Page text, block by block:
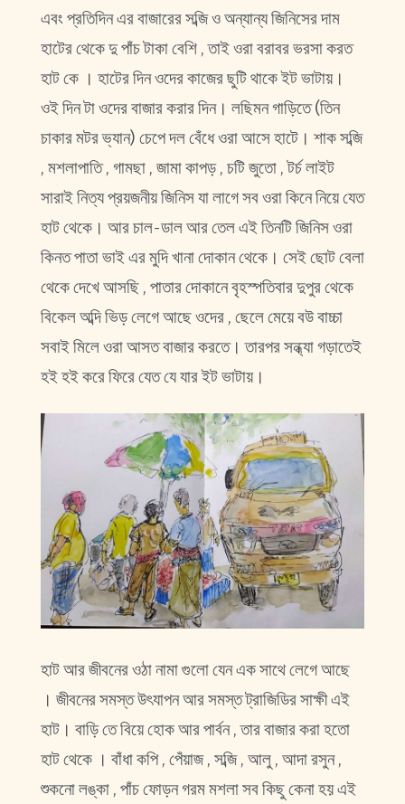
এবং প্রতিদিন এর বাজারের সব্জি ও অন্যান্য জিনিসের দাম
হাটের থেকে দু পাঁচ টাকা বেশি , তাই ওরা বরাবর ভরসা করত
হাট কে । হাটের দিন ওদের কাজের ছুটি থাকে ইট ভাটায়।
ওই দিন টা ওদের বাজার করার দিন। লছিমন গাড়িতে (তিন
চাকার মটর ভ্যান) চেপে দল বেঁধে ওরা আসে হাটে। শাক সব্জি
, মশলাপাতি , গামছা , জামা কাপড় , চটি জুতো , টর্চ লাইট
সারাই নিত্য প্রয়জনীয় জিনিস যা লাগে সব ওরা কিনে নিয়ে যেত
হাট থেকে। আর চাল-ডাল আর তেল এই তিনটি জিনিস ওরা
কিনত পাতা ভাই এর মুদি খানা দোকান থেকে। সেই ছোট বেলা
থেকে দেখে আসছি , পাতার দোকানে বৃহস্পতিবার দুপুর থেকে
বিকেল অব্দি ভিড় লেগে আছে ওদের , ছেলে মেয়ে বউ বাচ্চা
সবাই মিলে ওরা আসত বাজার করতে। তারপর সন্ধ্যা গড়াতেই
হই হই করে ফিরে যেত যে যার ইট ভাটায়।
হাট আর জীবনের ওঠা নামা গুলো যেন এক সাথে লেগে আছে
। জীবনের সমস্ত উৎযাপন আর সমস্ত ট্রাজিডির সাক্ষী এই
হাট। বাড়ি তে বিয়ে হোক আর পার্বন , তার বাজার করা হতো
হাট থেকে । বাঁধা কপি , পেঁয়াজ , সব্জি , আলু , আদা রসুন ,
শুকনো লঙ্কা , পাঁচ ফোড়ন গরম মশলা সব কিছু কেনা হয় এই